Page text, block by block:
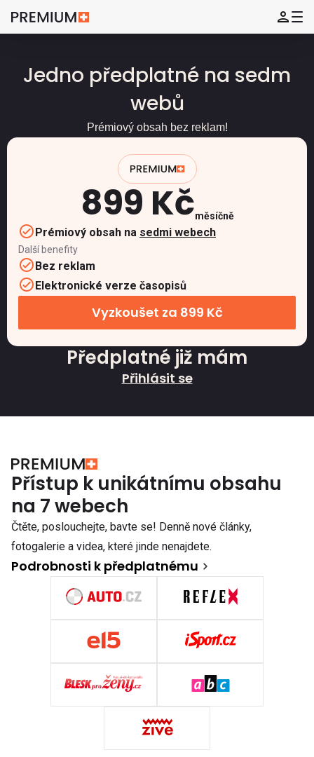
Jedno předplatné na sedm
webů
Prémiový obsah bez reklam!
899 Kčměsíčně
Prémiový obsah na sedmi webech
Další benefity
Bez reklam
Elektronické verze časopisů
Vyzkoušet za 899 Kč
Předplatné již mám
Přihlásit se
Přístup k unikátnímu obsahu
na 7 webech
Čtěte, poslouchejte, bavte se! Denně nové články,
fotogalerie a videa, které jinde nenajdete.
Podrobnosti k předplatnému